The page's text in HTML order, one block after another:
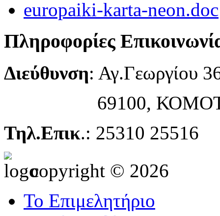
europaiki-karta-neon.doc
Πληροφορίες
Διεύθυνση: Αγ.Γεωργίου
69100,
Τηλ.Επικ.: 25310 25516
copyright © 2026
Το Επιμελητήριο